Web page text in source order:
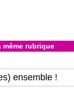
même rubrique
ensemble !